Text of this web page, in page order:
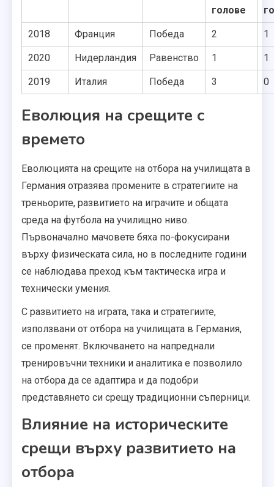
голове
2018 Франция Победа 2 1
2020 Нидерландия Равенство 1 1
2019 Италия Победа 3 0
Еволюция на срещите с
времето
Еволюцията на срещите на отбора на училищата в
Германия отразява промените в стратегиите на
треньорите, развитието на играчите и общата
среда на футбола на училищно ниво.
Първоначално мачовете бяха по-фокусирани
върху физическата сила, но в последните години
се наблюдава преход към тактическа игра и
технически умения.
С развитието на играта, така и стратегиите,
използвани от отбора на училищата в Германия,
се променят. Включването на напреднали
тренировъчни техники и аналитика е позволило
на отбора да се адаптира и да подобри
представянето си срещу традиционни съперници.
Влияние на историческите
срещи върху развитието на
отбора